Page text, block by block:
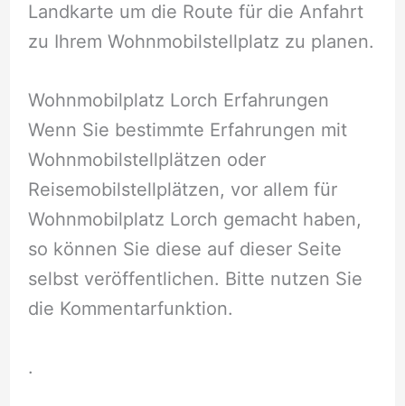
Landkarte um die Route für die Anfahrt
zu Ihrem Wohnmobilstellplatz zu planen.
Wohnmobilplatz Lorch Erfahrungen
Wenn Sie bestimmte Erfahrungen mit
Wohnmobilstellplätzen oder
Reisemobilstellplätzen, vor allem für
Wohnmobilplatz Lorch gemacht haben,
so können Sie diese auf dieser Seite
selbst veröffentlichen. Bitte nutzen Sie
die Kommentarfunktion.
.